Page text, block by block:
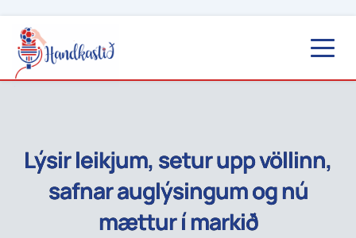
Lýsir leikjum, setur upp völlinn,
safnar auglýsingum og nú
mættur í markið